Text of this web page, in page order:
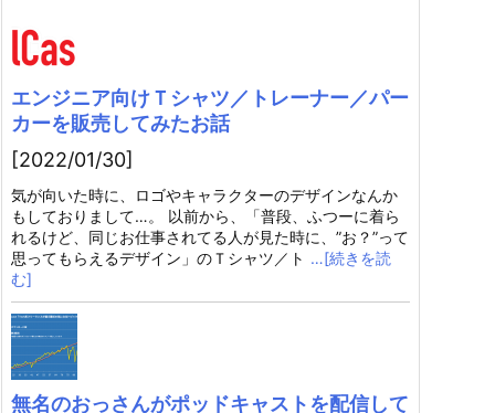
エンジニア向けＴシャツ／トレーナー／パー
カーを販売してみたお話
[2022/01/30]
気が向いた時に、ロゴやキャラクターのデザインなんか
もしておりまして…。 以前から、「普段、ふつーに着ら
れるけど、同じお仕事されてる人が見た時に、”お？”って
思ってもらえるデザイン」のＴシャツ／ト …[続きを読
む]
無名のおっさんがポッドキャストを配信して